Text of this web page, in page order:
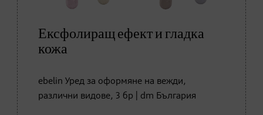
Ексфолиращ ефект и гладка
кожа
ebelin Уред за оформяне на вежди,
различни видове, 3 бр | dm България